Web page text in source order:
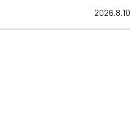
2026.8.10